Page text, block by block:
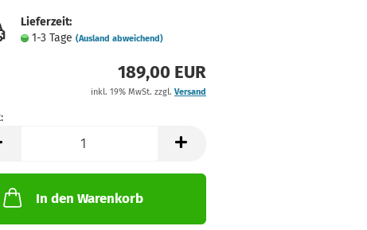
Lieferzeit:
1-3 Tage (Ausland abweichend)
189,00 EUR
inkl. 19% MwSt. zzgl. Versand
In den Warenkorb